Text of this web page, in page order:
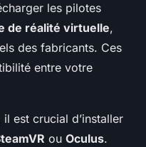
les pilotes
de réalité virtuelle,
des fabricants. Ces
entre votre
est crucial d’installer
ou Oculus.